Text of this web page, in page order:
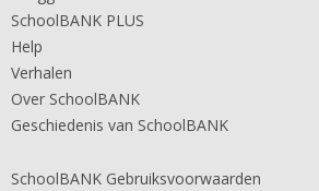
SchoolBANK PLUS
Help
Verhalen
Over SchoolBANK
Geschiedenis van SchoolBANK
SchoolBANK Gebruiksvoorwaarden